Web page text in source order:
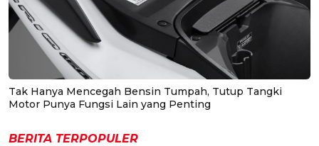
Tak Hanya Mencegah Bensin Tumpah, Tutup Tangki
Motor Punya Fungsi Lain yang Penting
BERITA TERPOPULER